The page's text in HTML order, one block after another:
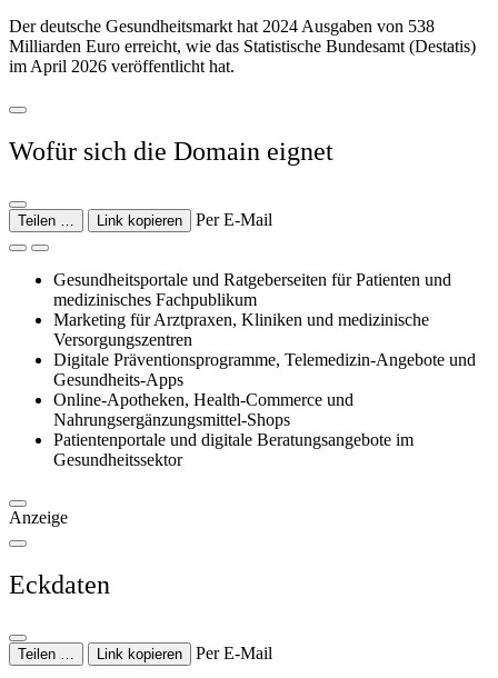
Der deutsche Gesundheitsmarkt hat 2024 Ausgaben von 538
Milliarden Euro erreicht, wie das Statistische Bundesamt (Destatis)
im April 2026 veröffentlicht hat.
Wofür sich die Domain eignet
Teilen … Link kopieren Per E-Mail
Gesundheitsportale und Ratgeberseiten für Patienten und
medizinisches Fachpublikum
Marketing für Arztpraxen, Kliniken und medizinische
Versorgungszentren
Digitale Präventionsprogramme, Telemedizin-Angebote und
Gesundheits-Apps
Online-Apotheken, Health-Commerce und
Nahrungsergänzungsmittel-Shops
Patientenportale und digitale Beratungsangebote im
Gesundheitssektor
Anzeige
Eckdaten
Teilen … Link kopieren Per E-Mail